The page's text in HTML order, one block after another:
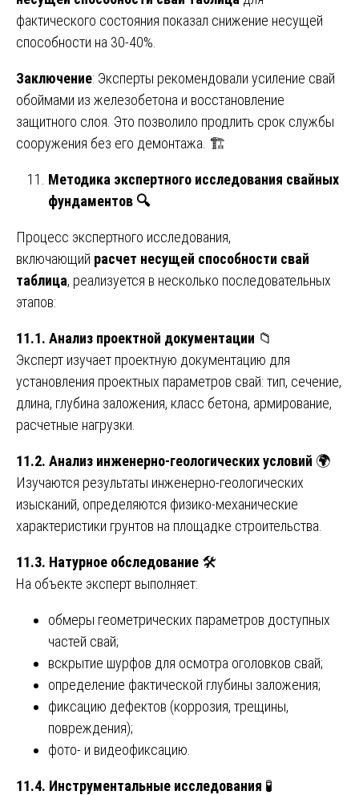
фактического состояния показал снижение несущей
способности на 30-40%.
Заключение: Эксперты рекомендовали усиление свай
обоймами из железобетона и восстановление
защитного слоя. Это позволило продлить срок службы
сооружения без его демонтажа. 🏗️
Методика экспертного исследования свайных
фундаментов 🔍
Процесс экспертного исследования,
включающий расчет несущей способности свай
таблица, реализуется в несколько последовательных
этапов:
11.1. Анализ проектной документации 📁
Эксперт изучает проектную документацию для
установления проектных параметров свай: тип, сечение,
длина, глубина заложения, класс бетона, армирование,
расчетные нагрузки.
11.2. Анализ инженерно-геологических условий 🌍
Изучаются результаты инженерно-геологических
изысканий, определяются физико-механические
характеристики грунтов на площадке строительства.
11.3. Натурное обследование 🛠️
На объекте эксперт выполняет:
обмеры геометрических параметров доступных
частей свай;
вскрытие шурфов для осмотра оголовков свай;
определение фактической глубины заложения;
фиксацию дефектов (коррозия, трещины,
повреждения);
фото- и видеофиксацию.
11.4. Инструментальные исследования 🧪